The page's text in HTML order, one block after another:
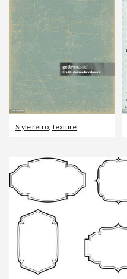
Style rétro, Texture